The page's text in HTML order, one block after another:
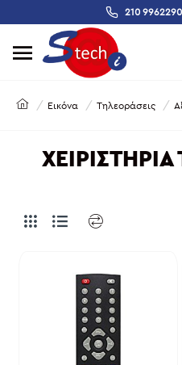
210 9962290
Εικόνα Τηλεοράσεις